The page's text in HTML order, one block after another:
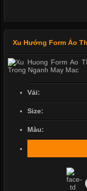
Xu Hướng Form Áo
Vải:
Size:
Màu: